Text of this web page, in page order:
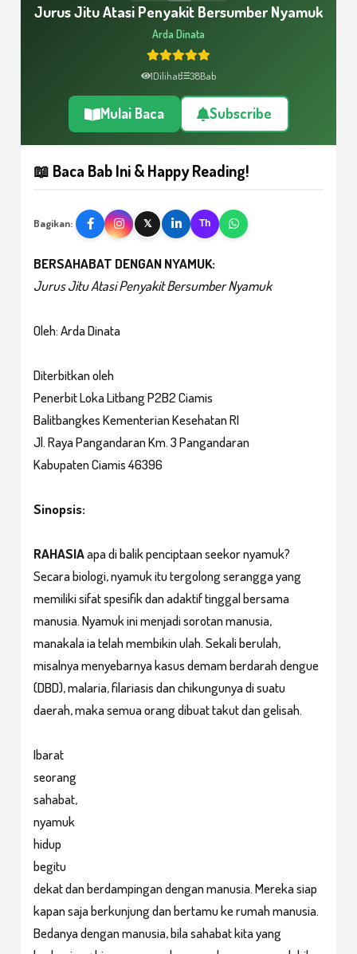
Jurus Jitu Atasi Penyakit Bersumber Nyamuk
Arda Dinata
1Dilihat 38Bab
Mulai Baca Subscribe
📖 Baca Bab Ini & Happy Reading!
Bagikan: 𝕏 Th
BERSAHABAT DENGAN NYAMUK:
Jurus Jitu Atasi Penyakit Bersumber Nyamuk
Oleh: Arda Dinata
Diterbitkan oleh
Penerbit Loka Litbang P2B2 Ciamis
Balitbangkes Kementerian Kesehatan RI
Jl. Raya Pangandaran Km. 3 Pangandaran
Kabupaten Ciamis 46396
Sinopsis:
RAHASIAapa di balik penciptaan seekor nyamuk?
Secara biologi, nyamuk itu tergolong serangga yang
memiliki sifat spesifik dan adaktif tinggal bersama
manusia. Nyamuk ini menjadi sorotan manusia,
manakala ia telah membikin ulah. Sekali berulah,
misalnya menyebarnya kasus demam berdarah dengue
(DBD), malaria, filariasis dan chikungunya di suatu
daerah, maka semua orang dibuat takut dan gelisah.
Ibarat
seorang
sahabat,
nyamuk
hidup
begitu
dekat dan berdampingan dengan manusia. Mereka siap
kapan saja berkunjung dan bertamu ke rumah manusia.
Bedanya dengan manusia, bila sahabat kita yang